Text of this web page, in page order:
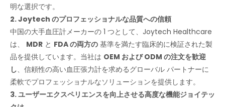
明な選択です。
2. Joytech のプロフェッショナルな品質への信頼
中国の大手血圧計メーカーの 1 つとして、Joytech Healthcare
は、 MDR と FDA の両方の 基準を満たす臨床的に検証された製
品を提供しています。当社は OEM および ODM の注文を歓迎
し、信頼性の高い血圧張力計を求めるグローバル パートナーに
柔軟でプロフェッショナルなソリューションを提供します。
3. ユーザーエクスペリエンスを向上させる高度な機能ジョイテッ